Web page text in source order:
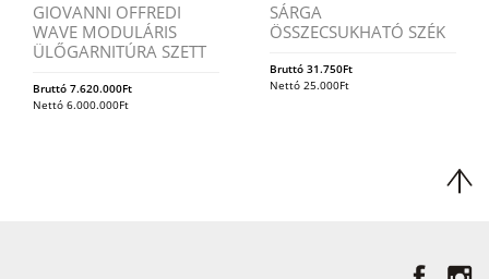
GIOVANNI OFFREDI
WAVE MODULÁRIS
ÜLŐGARNITÚRA SZETT
Bruttó 7.620.000Ft
Nettó 6.000.000Ft
SÁRGA
ÖSSZECSUKHATÓ SZÉK
Bruttó31.750Ft
Nettó25.000Ft